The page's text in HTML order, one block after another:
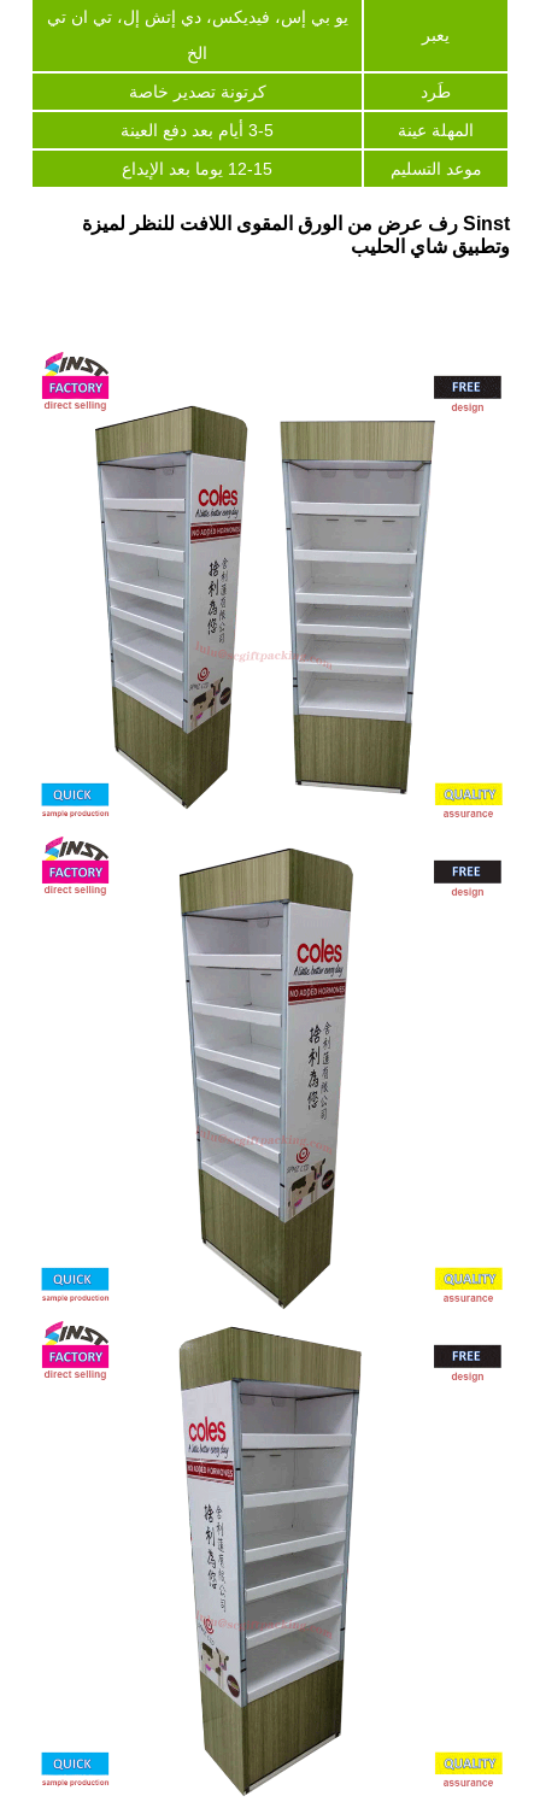
يعبر
يو بي إس، فيديكس، دي إتش إل، تي ان تي
الخ
طَرد
كرتونة تصدير خاصة
المهلة عينة
3-5 أيام بعد دفع العينة
موعد التسليم
12-15 يوما بعد الإيداع
Sinst رف عرض من الورق المقوى اللافت للنظر لميزة
وتطبيق شاي الحليب